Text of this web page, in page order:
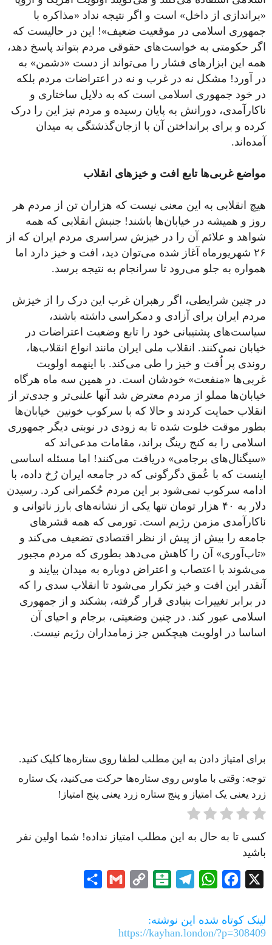
«براندازی از داخل» است و اگر نتیجه نداد «مذاکره با
جمهوری اسلامی در موقعیت ضعیف»! این در حالیست که
اگر حکومتی به خواست‌های حقوقی مردم بتواند پاسخ دهد،
همه این ابزارهای فشار را می‌تواند از دست «دشمن» به
در آورد! مشکل نه در غرب و نه در اعتراضات مردم بلکه
در خود جمهوری اسلامی است که به دلایل ساختاری و
ناکارآمدی، دورانش به پایان رسیده و مردم نیز این را درک
کرده و برای برانداختن آن با ازجان‌گذشتگی به میدان
آمده‌اند.
مواضع غربی‌ها تابع افت و خیزهای انقلاب
هیچ انقلابی به این معنی نیست که هزاران تن از مردم هر
روز و همیشه در خیابان‌ها باشند! جنبش انقلابی که همه
شواهد و علائم آن را در خیزش سراسری مردم ایران که از
۲۶ شهریورماه آغاز شده می‌توان دید، افت و خیز دارد اما
همواره به جلو می‌رود تا سرانجام به نتیجه برسد.
در چنین شرایطی، اگر رهبران غرب این درک را از خیزش
مردم ایران برای آزادی و دمکراسی داشته باشند،
سیاست‌های پشتیبانی خود را تابع وضعیت اعتراضات در
خیابان نمی‌کنند. انقلاب ملی ایران مانند انواع انقلاب‌ها،
روندی پر اُفت و خیز را طی می‌کند. با اینهمه اولویت
غربی‌ها «منفعت» خودشان است. در همین سه ماه هرگاه
خیابان‌ها مملو از مردم معترض شد آنها علنی‌تر و جدی‌تر از
انقلاب حمایت کردند و حالا که با سرکوب خونین خیابان‌ها
بطور موقت خلوت شده تا به زودی در نوبتی دیگر جمهوری
اسلامی را به کنج رینگ براند، مقامات مدعی‌اند که
«سیگنال‌های برجامی» دریافت می‌کنند! اما مسئله اساسی
اینست که با عُمق دگرگونی که در جامعه ایران رُخ داده، با
ادامه سرکوب نمی‌شود بر این مردم حُکمرانی کرد. رسیدن
دلار به ۴۰ هزار تومان تنها یکی از نشانه‌های بارز ناتوانی و
ناکارآمدی مزمن رژیم است. تورمی که همه قشرهای
جامعه را بیش از پیش از نظر اقتصادی تضعیف می‌کند و
«تاب‌آوری» آن را کاهش می‌دهد بطوری که مردم مجبور
می‌شوند با اعتصاب و اعتراض دوباره به میدان بیایند و
آنقدر این افت و خیز تکرار می‌شود تا انقلاب سدی را که
در برابر تغییرات بنیادی قرار گرفته، بشکند و از جمهوری
اسلامی عبور کند. در چنین وضعیتی، برجام و احیای آن
اساسا در اولویت هیچکس جز زمامداران رژیم نیست.
برای امتیاز دادن به این مطلب لطفا روی ستاره‌ها کلیک کنید.
توجه: وقتی با ماوس روی ستاره‌ها حرکت می‌کنید، یک ستاره
زرد یعنی یک امتیاز و پنج ستاره زرد یعنی پنج امتیاز!
کسی تا به حال به این مطلب امتیاز نداده! شما اولین نفر
باشید
X
Facebook
WhatsApp
Telegram
Balatarin
Copy
Gmail
لینک کوتاه شده این نوشته:
https://kayhan.london/?p=308409